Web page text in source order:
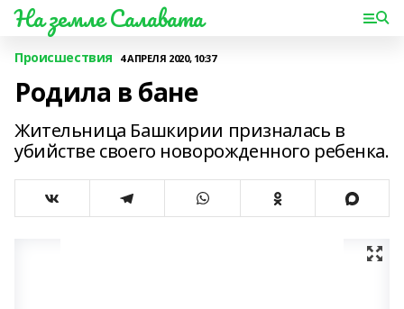
На земле Салавата
Происшествия 4 АПРЕЛЯ 2020, 10:37
Родила в бане
Жительница Башкирии призналась в
убийстве своего новорожденного ребенка.